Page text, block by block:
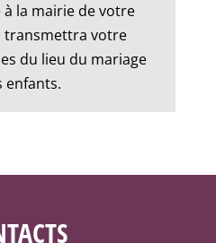
la mairie de votre
transmettra votre
du lieu du mariage
enfants.